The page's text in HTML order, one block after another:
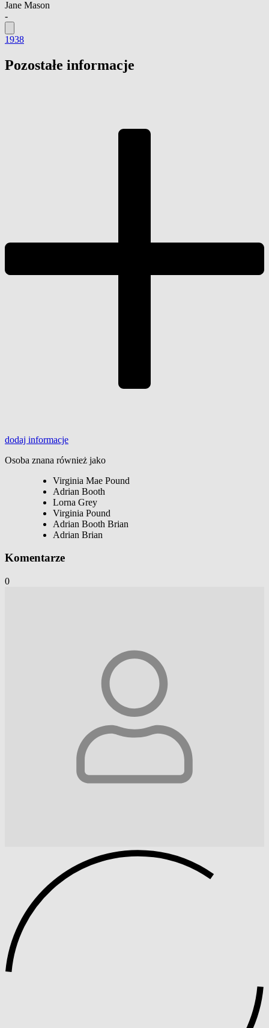
Jane Mason
-
1938
Pozostałe informacje
dodaj informacje
Osoba znana również jako
Virginia Mae Pound
Adrian Booth
Lorna Grey
Virginia Pound
Adrian Booth Brian
Adrian Brian
Komentarze
0